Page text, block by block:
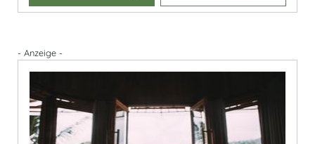
- Anzeige -